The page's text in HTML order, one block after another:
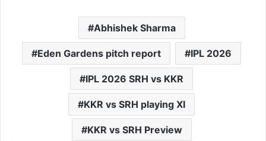
Abhishek Sharma
Eden Gardens pitch report IPL 2026
IPL 2026 SRH vs KKR
KKR vs SRH playing XI
KKR vs SRH Preview